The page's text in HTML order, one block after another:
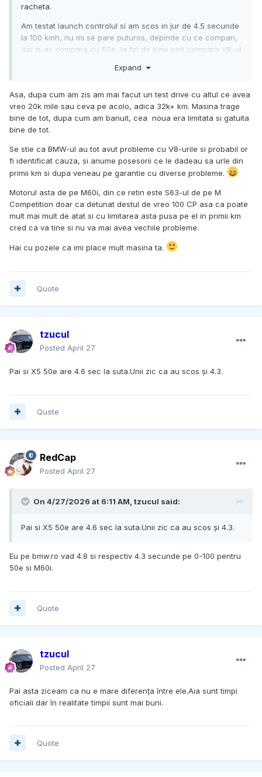
racheta.
Am testat launch controlul si am scos in jur de 4.5 secunde
la 100 kmh, nu mi se pare puturos, depinde cu ce compari,
dar n-as compara cu 50e, la fel de bine poti compara V8-ul
Expand
Asa, dupa cum am zis am mai facut un test drive cu altul ce avea
vreo 20k mile sau ceva pe acolo, adica 32k+ km. Masina trage
bine de tot, dupa cum am banuit, cea noua era limitata si gatuita
bine de tot.
Se stie ca BMW-ul au tot avut probleme cu V8-urile si probabil or
fi identificat cauza, si anume posesorii ce le dadeau sa urle din
primii km si dupa veneau pe garantie cu diverse probleme.
Motorul asta de pe M60i, din ce retin este S63-ul de pe M
Competition doar ca detunat destul de vreo 100 CP asa ca poate
mult mai mult de atat si cu limitarea asta pusa pe el in primii km
cred ca va tine si nu va mai avea vechile probleme.
Hai cu pozele ca imi place mult masina ta.
Quote
tzucul
Posted April 27
Pai si X5 50e are 4.6 sec la suta.Unii zic ca au scos și 4.3.
Quote
RedCap
Posted April 27
On 4/27/2026 at 6:11 AM, tzucul said:
Pai si X5 50e are 4.6 sec la suta.Unii zic ca au scos și 4.3.
Eu pe bmw.ro vad 4.8 si respectiv 4.3 secunde pe 0-100 pentru
50e si M60i.
Quote
tzucul
Posted April 27
Pai asta ziceam ca nu e mare diferența între ele.Aia sunt timpi
oficiali dar în realitate timpii sunt mai buni.
Quote